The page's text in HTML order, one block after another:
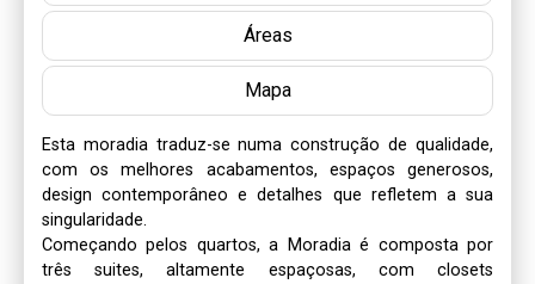
Áreas
Mapa
Esta moradia traduz-se numa construção de qualidade,
com os melhores acabamentos, espaços generosos,
design contemporâneo e detalhes que refletem a sua
singularidade.
Começando pelos quartos, a Moradia é composta por
três suites, altamente espaçosas, com closets